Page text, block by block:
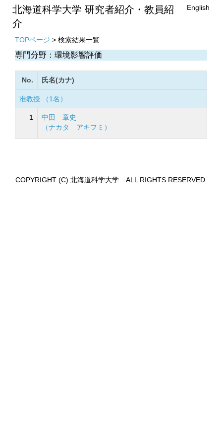
北海道科学大学 研究者紹介・教員紹
介
English
TOPページ > 検索結果一覧
専門分野：環境影響評価
No. 氏名(カナ)
准教授 （1名）
1
中田 章史
（ナカタ アキフミ）
COPYRIGHT (C) 北海道科学大学 ALL RIGHTS RESERVED.